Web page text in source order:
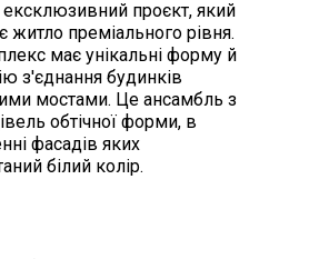
проєкт, який
житло преміального рівня.
має унікальні форму й
з'єднання будинків
мостами. Це ансамбль з
обтічної форми, в
фасадів яких
білий колір.